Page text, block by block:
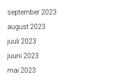
september 2023
august 2023
juuli 2023
juuni 2023
mai 2023